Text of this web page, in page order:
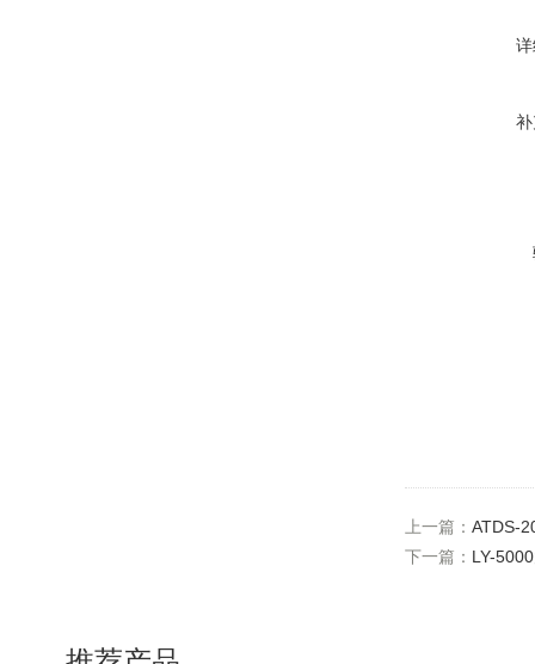
上一篇： ATDS-
下一篇： LY-